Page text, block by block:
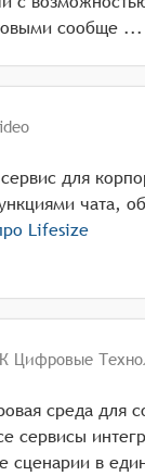
обмена файлами и текстовыми сообще ...
для
чата,
Lifesize
Цифровые
среда для
сервисы
сценарии в